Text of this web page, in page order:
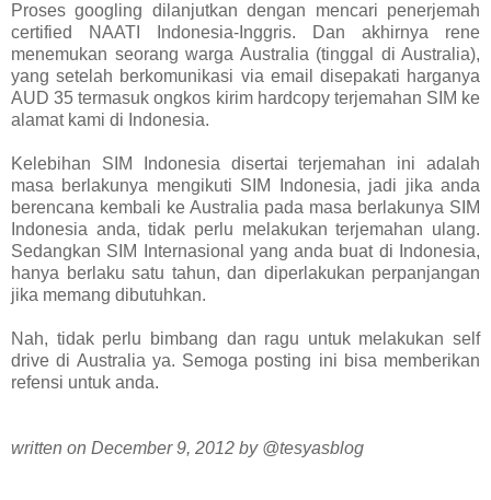
Proses googling dilanjutkan dengan mencari penerjemah
certified NAATI Indonesia-Inggris. Dan akhirnya rene
menemukan seorang warga Australia (tinggal di Australia),
yang setelah berkomunikasi via email disepakati harganya
AUD 35 termasuk ongkos kirim hardcopy terjemahan SIM ke
alamat kami di Indonesia.
Kelebihan SIM Indonesia disertai terjemahan ini adalah
masa berlakunya mengikuti SIM Indonesia, jadi jika anda
berencana kembali ke Australia pada masa berlakunya SIM
Indonesia anda, tidak perlu melakukan terjemahan ulang.
Sedangkan SIM Internasional yang anda buat di Indonesia,
hanya berlaku satu tahun, dan diperlakukan perpanjangan
jika memang dibutuhkan.
Nah, tidak perlu bimbang dan ragu untuk melakukan self
drive di Australia ya. Semoga posting ini bisa memberikan
refensi untuk anda.
written on December 9, 2012 by @tesyasblog